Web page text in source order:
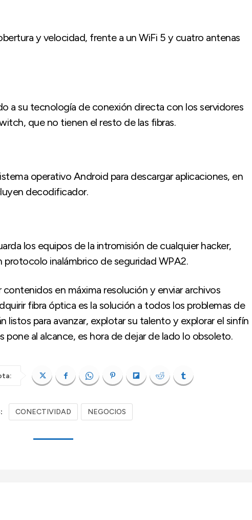
y velocidad, frente a un WiFi 5 y cuatro antenas
a su tecnología de conexión directa con los servidores
que no tienen el resto de las fibras.
operativo Android para descargar aplicaciones, en
decodificador.
los equipos de la intromisión de cualquier hacker,
inalámbrico de seguridad WPA2.
contenidos en máxima resolución y enviar archivos
fibra óptica es la solución a todos los problemas de
listos para avanzar, explotar su talento y explorar el sinfín
al alcance, es hora de dejar de lado lo obsoleto.
CONECTIVIDAD NEGOCIOS